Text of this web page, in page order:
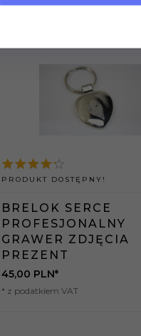
PRODUKT DOSTĘPNY!
BRELOK SERCE
PROFESJONALNY
GRAWER ZDJĘCIA
PREZENT
45,00 PLN*
* z podatkiem VAT